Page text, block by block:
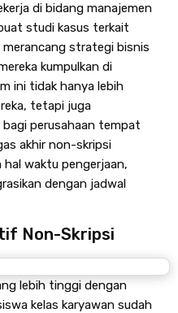
di bidang manajemen
studi kasus terkait
strategi bisnis
kumpulkan di
ini tidak hanya lebih
tetapi juga
perusahaan tempat
akhir non-skripsi
hal waktu pengerjaan,
dengan jadwal
Non-Skripsi
dari opsi tugas akhir non-
lebih tinggi dengan
kelas karyawan sudah